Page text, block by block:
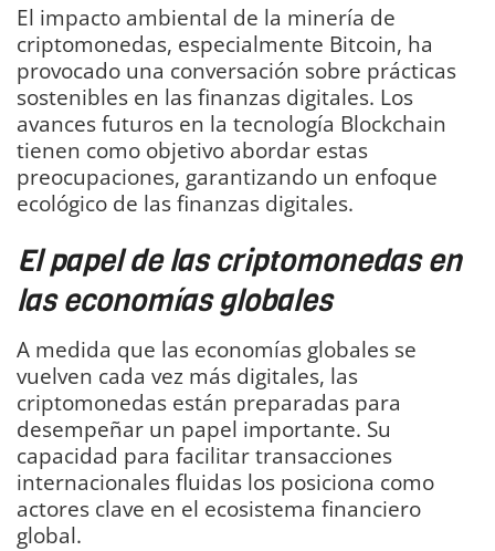
El impacto ambiental de la minería de
criptomonedas, especialmente Bitcoin, ha
provocado una conversación sobre prácticas
sostenibles en las finanzas digitales. Los
avances futuros en la tecnología Blockchain
tienen como objetivo abordar estas
preocupaciones, garantizando un enfoque
ecológico de las finanzas digitales.
El papel de las criptomonedas en
las economías globales
A medida que las economías globales se
vuelven cada vez más digitales, las
criptomonedas están preparadas para
desempeñar un papel importante. Su
capacidad para facilitar transacciones
internacionales fluidas los posiciona como
actores clave en el ecosistema financiero
global.